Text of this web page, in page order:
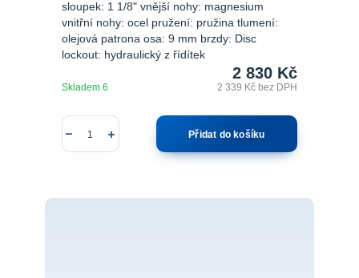
sloupek: 1 1/8" vnější nohy: magnesium
vnitřní nohy: ocel pružení: pružina tlumení:
olejová patrona osa: 9 mm brzdy: Disc
lockout: hydraulický z řídítek
2 830 Kč
2 339 Kč bez DPH
Skladem 6
Přidat do košíku